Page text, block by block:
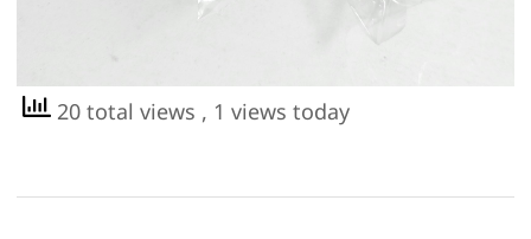
20 total views , 1 views today